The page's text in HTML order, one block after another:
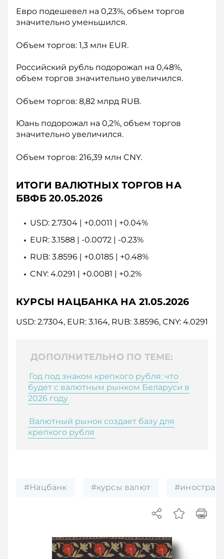
Евро подешевел на 0,23%, объем торгов
значительно уменьшился.
Объем торгов: 1,3 млн EUR.
Российский рубль подорожал на 0,48%,
объем торгов значительно увеличился.
Объем торгов: 8,82 млрд RUB.
Юань подорожал на 0,2%, объем торгов
значительно увеличился.
Объем торгов: 216,39 млн CNY.
ИТОГИ ВАЛЮТНЫХ ТОРГОВ НА
БВФБ 20.05.2026
USD: 2.7304 | +0.0011 | +0.04%
EUR: 3.1588 | -0.0072 | -0.23%
RUB: 3.8596 | +0.0185 | +0.48%
CNY: 4.0291 | +0.0081 | +0.2%
КУРСЫ НАЦБАНКА НА 21.05.2026
USD: 2.7304, EUR: 3.164, RUB: 3.8596, CNY: 4.0291
ДОПОЛНИТЕЛЬНО ПО ТЕМЕ:
Год под знаком крепкого рубля: что
будет с валютным рынком Беларуси в
2026 году
Валютный рынок создает базу для
крепкого рубля
#Нацбанк #курсы валют